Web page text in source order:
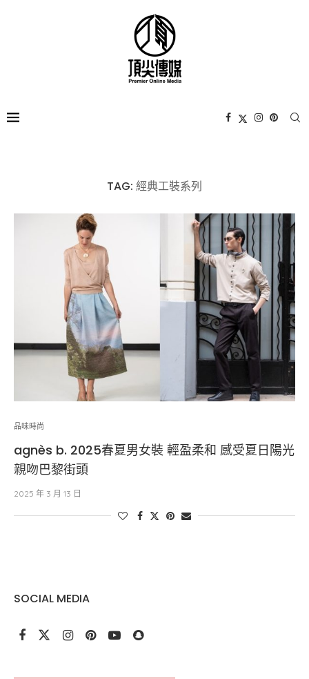
TAG: 經典工裝系列
品味時尚
agnès b. 2025春夏男女裝 輕盈柔和 感受夏日陽光
親吻巴黎街頭
2025 年 3 月 13 日
SOCIAL MEDIA